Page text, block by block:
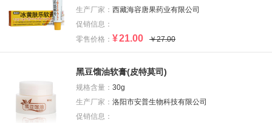
生产厂家： 西藏海容唐果药业有限公司
促销信息：
零售价格： ¥21.00 ￥27.00
黑豆馏油软膏(皮特莫司)
规格含量： 30g
生产厂家： 洛阳市安普生物科技有限公司
促销信息：